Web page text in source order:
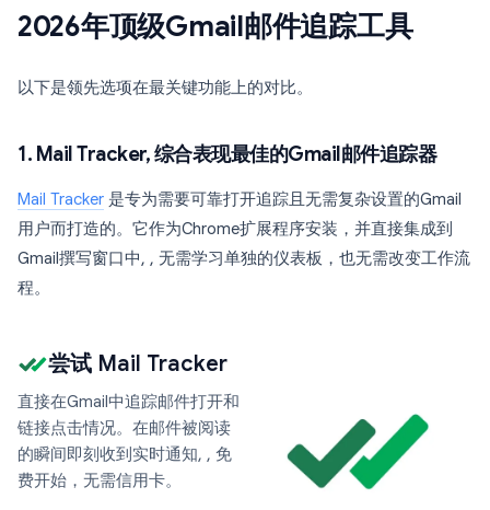
2026年顶级Gmail邮件追踪工具
以下是领先选项在最关键功能上的对比。
1. Mail Tracker, 综合表现最佳的Gmail邮件追踪器
Mail Tracker 是专为需要可靠打开追踪且无需复杂设置的Gmail
用户而打造的。它作为Chrome扩展程序安装，并直接集成到
Gmail撰写窗口中, , 无需学习单独的仪表板，也无需改变工作流
程。
尝试 Mail Tracker
直接在Gmail中追踪邮件打开和
链接点击情况。在邮件被阅读
的瞬间即刻收到实时通知, , 免
费开始，无需信用卡。